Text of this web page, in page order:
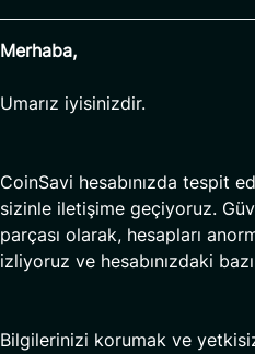
Merhaba,
Umarız iyisinizdir.
CoinSavi hesabınızda tespit
sizinle iletişime geçiyoruz.
parçası olarak, hesapları
izliyoruz ve hesabınızdaki
Bilgilerinizi korumak ve